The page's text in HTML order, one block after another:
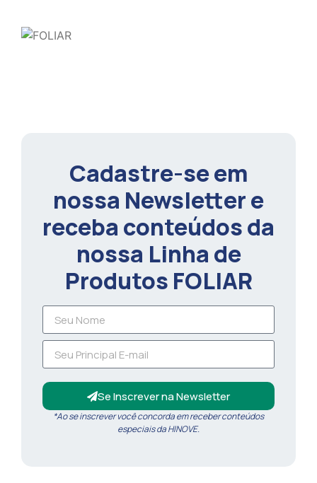
Cadastre-se em
nossa Newsletter e
receba conteúdos da
nossa Linha de
Produtos FOLIAR
Se Inscrever na Newsletter
*Ao se inscrever você concorda em receber conteúdos
especiais da HINOVE.